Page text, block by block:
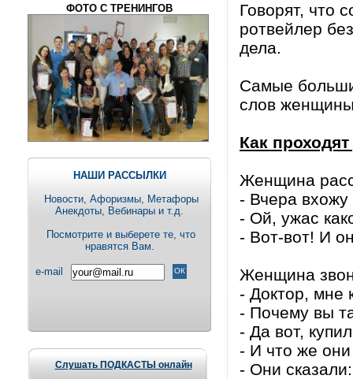
ФОТО С ТРЕНИНГОВ
НАШИ РАССЫЛКИ
Новости, Aфоризмы, Метафоры
Анекдоты, Вебинары и т.д.
Посмотрите и выберете те, что
нравятся Вам.
e-mail
Слушать ПОДКАСТЫ онлайн
Говорят, что
ротвейлер
дела.
Самые
слов
Как
Женщина
- Вчера
- Ой, ужас
- Вот-вот! И
Женщина
- Доктор, мне
- Почему вы
- Да вот,
- И что же
- Они